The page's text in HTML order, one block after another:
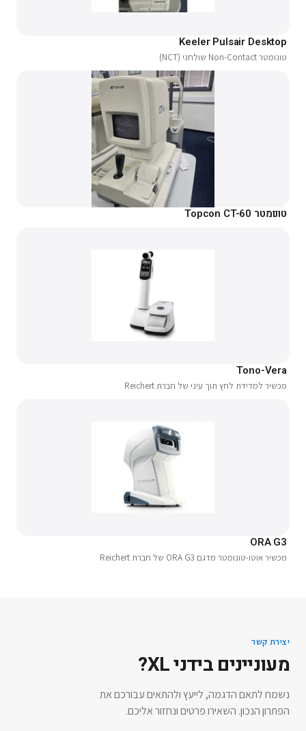
Keeler Pulsair Desktop
טונומטר Non-Contact שולחני (NCT)
טונומטר Topcon CT-60
Tono-Vera
מכשיר למדידת לחץ תוך עיני של חברת Reichert
ORA G3
מכשיר אוטו-טונומטר מדגם ORA G3 של חברת Reichert
יצירת קשר
מעוניינים בידני XL ?
נשמח לתאם הדגמה, לייעץ ולהתאים עבורכם את
הפתרון הנכון. השאירו פרטים ונחזור אליכם.